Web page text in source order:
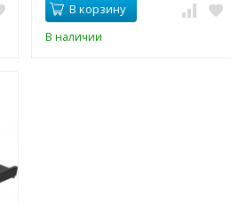
В корзину
В наличии